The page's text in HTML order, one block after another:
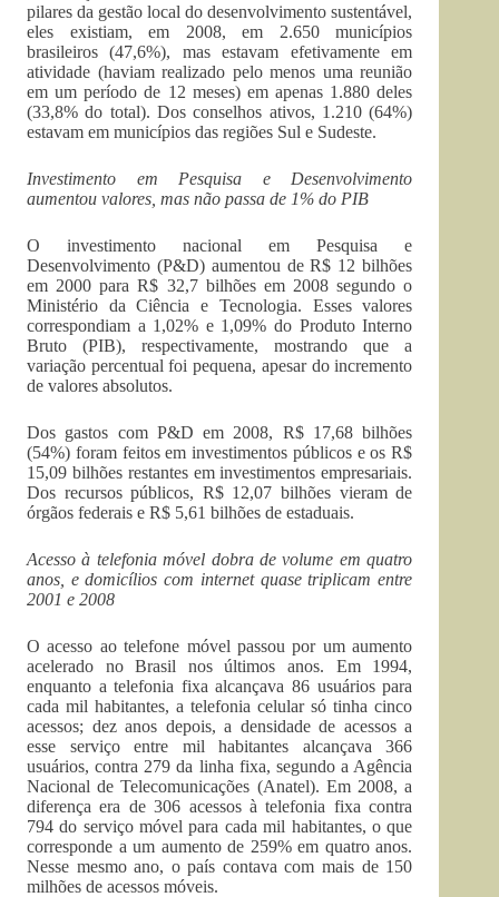
pilares da gestão local do desenvolvimento sustentável,
eles existiam, em 2008, em 2.650 municípios
brasileiros (47,6%), mas estavam efetivamente em
atividade (haviam realizado pelo menos uma reunião
em um período de 12 meses) em apenas 1.880 deles
(33,8% do total). Dos conselhos ativos, 1.210 (64%)
estavam em municípios das regiões Sul e Sudeste.
Investimento em Pesquisa e Desenvolvimento
aumentou valores, mas não passa de 1% do PIB
O investimento nacional em Pesquisa e
Desenvolvimento (P&D) aumentou de R$ 12 bilhões
em 2000 para R$ 32,7 bilhões em 2008 segundo o
Ministério da Ciência e Tecnologia. Esses valores
correspondiam a 1,02% e 1,09% do Produto Interno
Bruto (PIB), respectivamente, mostrando que a
variação percentual foi pequena, apesar do incremento
de valores absolutos.
Dos gastos com P&D em 2008, R$ 17,68 bilhões
(54%) foram feitos em investimentos públicos e os R$
15,09 bilhões restantes em investimentos empresariais.
Dos recursos públicos, R$ 12,07 bilhões vieram de
órgãos federais e R$ 5,61 bilhões de estaduais.
Acesso à telefonia móvel dobra de volume em quatro
anos, e domicílios com internet quase triplicam entre
2001 e 2008
O acesso ao telefone móvel passou por um aumento
acelerado no Brasil nos últimos anos. Em 1994,
enquanto a telefonia fixa alcançava 86 usuários para
cada mil habitantes, a telefonia celular só tinha cinco
acessos; dez anos depois, a densidade de acessos a
esse serviço entre mil habitantes alcançava 366
usuários, contra 279 da linha fixa, segundo a Agência
Nacional de Telecomunicações (Anatel). Em 2008, a
diferença era de 306 acessos à telefonia fixa contra
794 do serviço móvel para cada mil habitantes, o que
corresponde a um aumento de 259% em quatro anos.
Nesse mesmo ano, o país contava com mais de 150
milhões de acessos móveis.